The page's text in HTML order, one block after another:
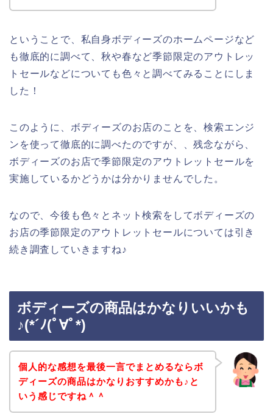
ということで、私自身ボディーズのホームページなど
も徹底的に調べて、秋や春など季節限定のアウトレッ
トセールなどについても色々と調べてみることにしま
した！
このように、ボディーズのお店のことを、検索エンジ
ンを使って徹底的に調べたのですが、、残念ながら、
ボディーズのお店で季節限定のアウトレットセールを
実施しているかどうかは分かりませんでした。
なので、今後も色々とネット検索をしてボディーズの
お店の季節限定のアウトレットセールについては引き
続き調査していきますね♪
ボディーズの商品はかなりいいかも
♪(*´ﾉ(ﾟ∀ﾟ*)
個人的な感想を最後一言でまとめるならボ
ディーズの商品はかなりおすすめかも♪と
いう感じですね＾＾